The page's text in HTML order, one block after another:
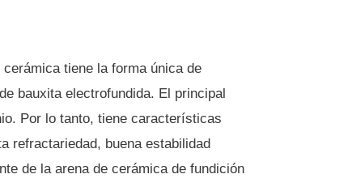
tiene la forma única de
bauxita electrofundida. El principal
Por lo tanto, tiene características
refractariedad, buena estabilidad
de la arena de cerámica de fundición